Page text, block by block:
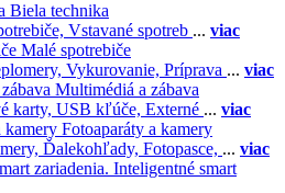
Biela technika
Vstavané spotreb ... viac
Malé spotrebiče
Vykurovanie, Príprava ... viac
Multimédiá a zábava
karty, USB kľúče, Externé ... viac
Fotoaparáty a kamery
Ďalekohľady, Fotopasce, ... viac
Inteligentné smart